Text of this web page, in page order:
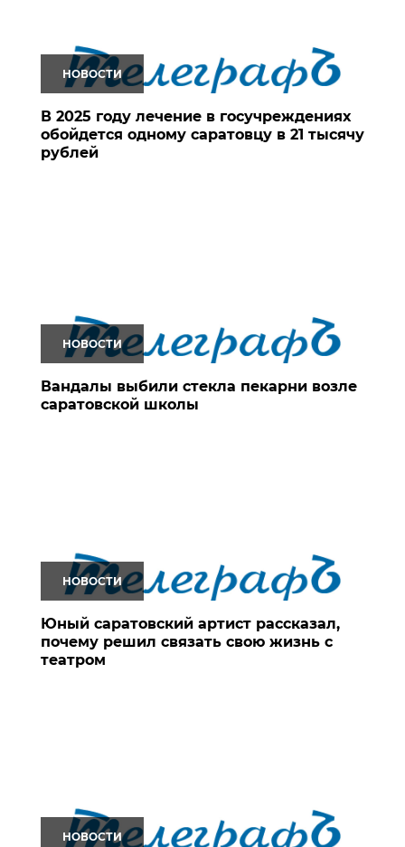
НОВОСТИ
В 2025 году лечение в госучреждениях
обойдется одному саратовцу в 21 тысячу
рублей
НОВОСТИ
Вандалы выбили стекла пекарни возле
саратовской школы
НОВОСТИ
Юный саратовский артист рассказал,
почему решил связать свою жизнь с
театром
НОВОСТИ